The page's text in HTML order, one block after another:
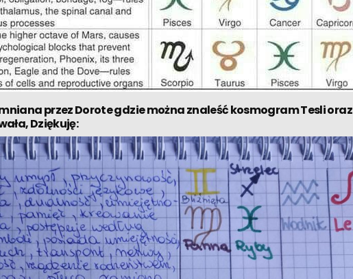
przez Dorote gdzie można znaleść kosmogram Tesli oraz
Dziękuję: